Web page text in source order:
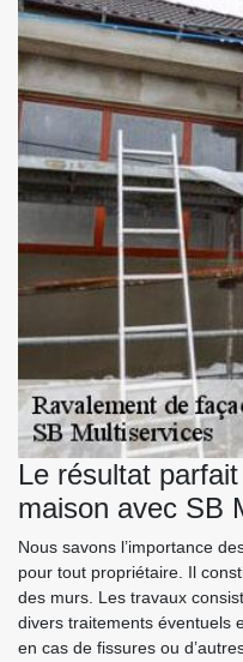
Le résultat
maison avec SB
Nous savons l’importance
pour tout propriétaire. Il
des murs. Les travaux
divers traitements éventuels
en cas de fissures ou